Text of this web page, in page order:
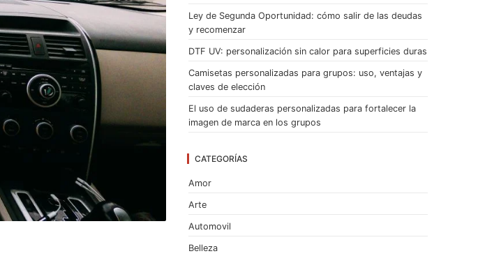
Ley de Segunda Oportunidad: cómo salir de las deudas
y recomenzar
DTF UV: personalización sin calor para superficies duras
Camisetas personalizadas para grupos: uso, ventajas y
claves de elección
El uso de sudaderas personalizadas para fortalecer la
imagen de marca en los grupos
CATEGORÍAS
Amor
Arte
Automovil
Belleza